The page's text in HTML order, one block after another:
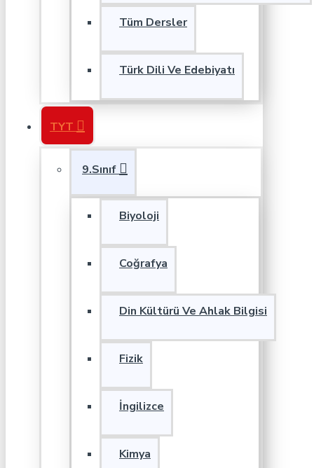
Tüm Dersler
Türk Dili Ve Edebiyatı
TYT
9.Sınıf
Biyoloji
Coğrafya
Din Kültürü Ve Ahlak Bilgisi
Fizik
İngilizce
Kimya